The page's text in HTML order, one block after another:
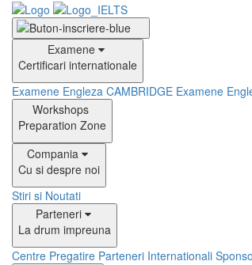
Examene
Certificari internationale
Examene Engleza CAMBRIDGE Examene
Workshops
Preparation Zone
Compania
Cu si despre noi
Stiri si Noutati
Parteneri
La drum impreuna
Centre Pregatire Parteneri Internationali